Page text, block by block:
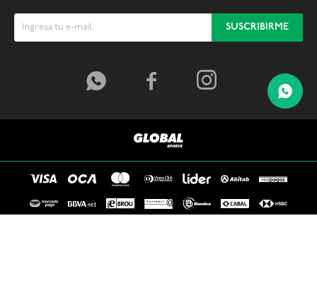
SUSCRIBIRME
  